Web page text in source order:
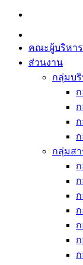
Skip
content
คณะผู้บริหาร
ส่วนงาน
กลุ่มบ
กลุ่มสา